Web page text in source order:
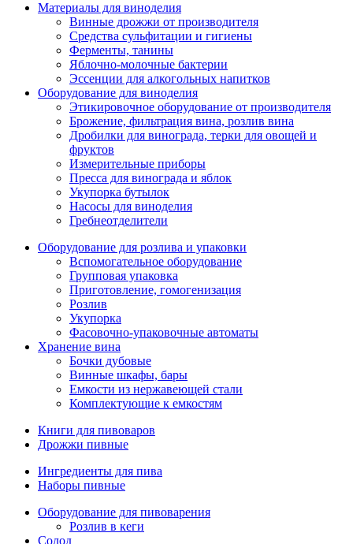
Материалы для виноделия
Винные дрожжи от производителя
Средства сульфитации и гигиены
Ферменты, танины
Яблочно-молочные бактерии
Эссенции для алкогольных напитков
Оборудование для виноделия
Этикировочное оборудование от производителя
Брожение, фильтрация вина, розлив вина
Дробилки для винограда, терки для овощей и
фруктов
Измерительные приборы
Пресса для винограда и яблок
Укупорка бутылок
Насосы для виноделия
Гребнеотделители
Оборудование для розлива и упаковки
Вспомогательное оборудование
Групповая упаковка
Приготовление, гомогенизация
Розлив
Укупорка
Фасовочно-упаковочные автоматы
Хранение вина
Бочки дубовые
Винные шкафы, бары
Емкости из нержавеющей стали
Комплектующие к емкостям
Книги для пивоваров
Дрожжи пивные
Ингредиенты для пива
Наборы пивные
Оборудование для пивоварения
Розлив в кеги
Солод